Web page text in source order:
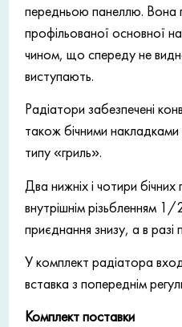
передньою панеллю. Вона
профільованої основної
чином, що спереду не
виступають.
Радіатори забезпечені
також бічними
типу «гриль».
Два нижніх і чотири
внутрішнім різьбленням
приєднання знизу, а в
У комплект радіатора
вставка з попереднім
Комплект поставки